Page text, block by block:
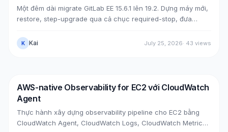
Một đêm dài migrate GitLab EE 15.6.1 lên 19.2. Dựng máy mới,
restore, step-upgrade qua cả chục required-stop, đưa
PrivateLink + Transit Gateway), rồi cutover bằng split-
horizon DNS, tất cả mà không đụng máy cũ. Kèm các case
K Kai July 25, 2026· 43 views
DevOps AWS
AWS-native Observability for EC2 với CloudWatch
Agent
Thực hành xây dựng observability pipeline cho EC2 bằng
CloudWatch Agent, CloudWatch Logs, CloudWatch Metrics,